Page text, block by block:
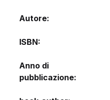
Autore
ISBN
Anno di
pubblicazione